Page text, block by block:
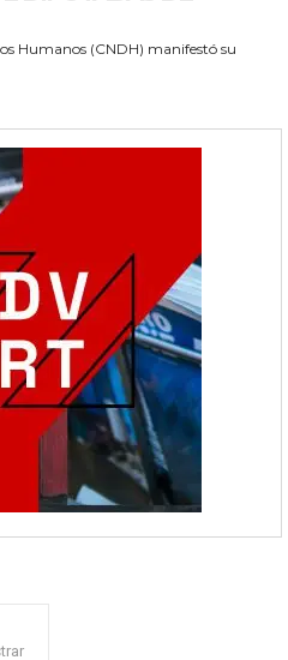
Humanos (CNDH) manifestó su